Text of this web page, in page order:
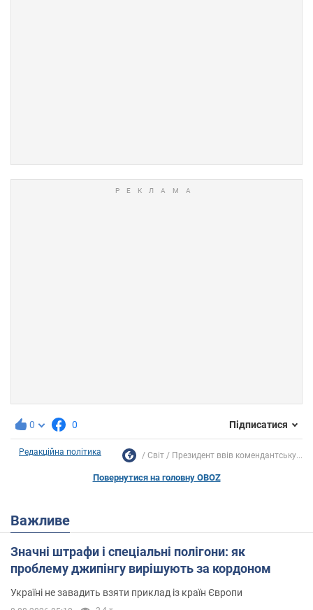
0 0 Підписатися
Редакційна політика Світ Президент ввів комендантську...
Повернутися на головну OBOZ
Важливе
Значні штрафи і спеціальні полігони: як
проблему джипінгу вирішують за кордоном
Україні не завадить взяти приклад із країн Європи